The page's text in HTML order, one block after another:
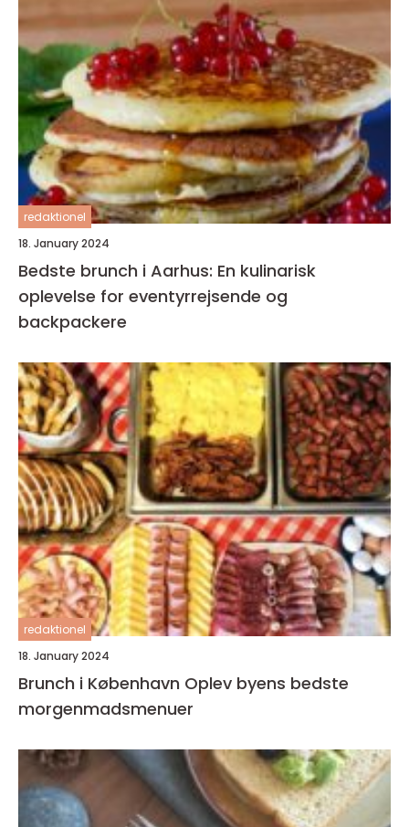
redaktionel
18. January 2024
Bedste brunch i Aarhus: En kulinarisk
oplevelse for eventyrrejsende og
backpackere
redaktionel
18. January 2024
Brunch i København Oplev byens bedste
morgenmadsmenuer